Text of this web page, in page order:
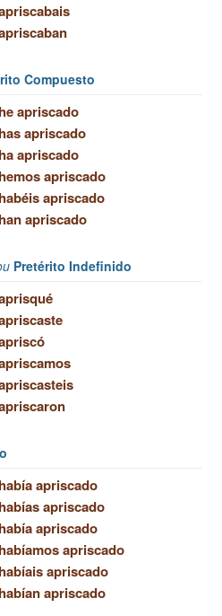
Compuesto
he apriscado
has apriscado
ha apriscado
hemos apriscado
habéis apriscado
han apriscado
Pretérito Indefinido
había apriscado
habías apriscado
había apriscado
habíamos apriscado
habíais apriscado
habían apriscado